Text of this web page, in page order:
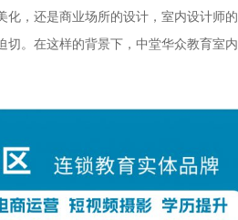
，还是商业场所的设计，室内设计师
。在这样的背景下，中堂华众教育室